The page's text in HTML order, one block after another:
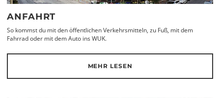
ANFAHRT
So kommst du mit den öffentlichen Verkehrsmitteln, zu Fuß, mit dem
Fahrrad oder mit dem Auto ins WUK.
MEHR LESEN